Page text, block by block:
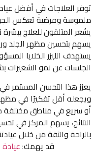
توفر العلاجات في أفضل
ملموسة ومرضية تعكس
يشعر المتلقون للعلاج ببشرة
يسهم بتحسين مظهر الجلد
يستهدف الليزر الخلايا
الجلسات عن نمو
يعزز هذا التحسن المستمر
ويجعله أقل تفكيرًا في
أو سريع في مناطق
النتائج، يسهم المركز في
بالراحة والثقة من خلال
قد يهمك:عيادة